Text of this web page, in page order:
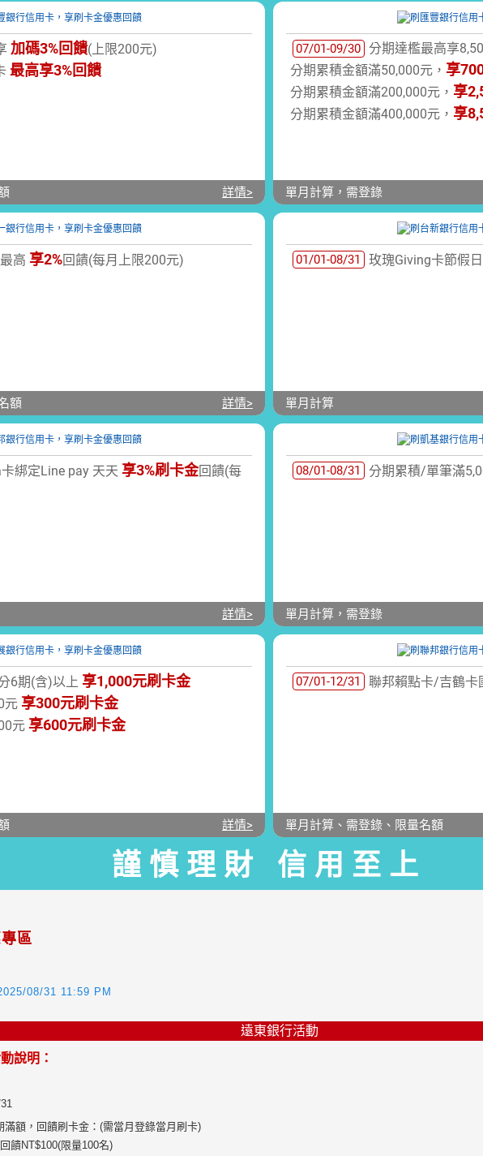
加碼3%回饋(上限200元)
最高享3%回饋
詳情>
07/01-09/30 分期達檻最高享
分期累積金額滿50,000元， 享
分期累積金額滿200,000元， 享
分期累積金額滿400,000元， 享
單月計算，需登錄
高 享2%回饋(每月上限200元)
額 詳情>
01/01-08/31 玫瑰Giving卡節假日
單月計算
綁定Line pay 天天 享3%刷卡金回饋(每
詳情>
08/01-08/31 分期累積/單筆滿
單月計算，需登錄
6期(含)以上 享1,000元刷卡金
元 享300元刷卡金
元 享600元刷卡金
詳情>
07/01-12/31 聯邦賴點卡/吉鶴卡
單月計算、需登錄、限量名額
謹慎理財 信用至上
區
08/31 11:59 PM
遠東銀行活動
說明：
滿額，回饋刷卡金：(需當月登錄當月刷卡)
饋NT$100(限量100名)